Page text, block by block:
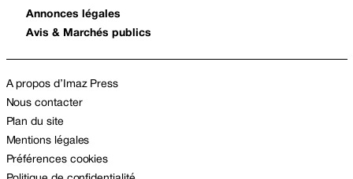
Annonces légales
Avis & Marchés publics
A propos d’Imaz Press
Nous contacter
Plan du site
Mentions légales
Préférences cookies